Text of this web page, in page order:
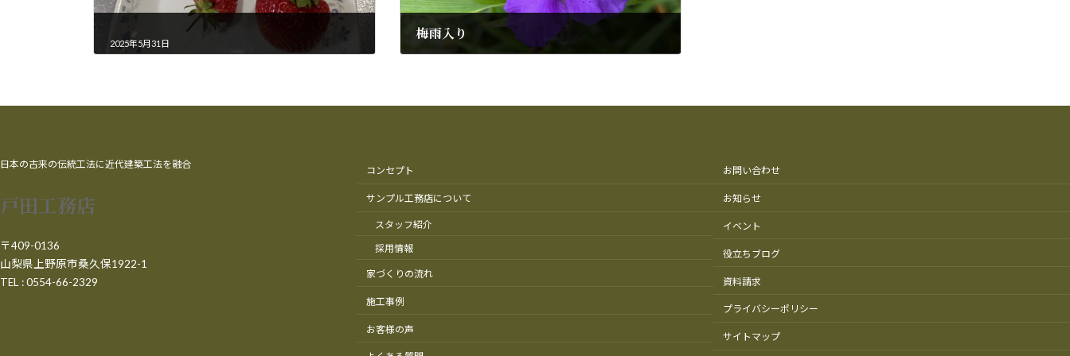
2025年5月31日
梅雨入り
日本の古来の伝統工法に近代建築工法を融合
戸田工務店
〒409-0136
山梨県上野原市桑久保1922-1
TEL : 0554-66-2329
コンセプト
サンプル工務店について
スタッフ紹介
採用情報
家づくりの流れ
施工事例
お客様の声
お問い合わせ
お知らせ
イベント
役立ちブログ
資料請求
プライバシーポリシー
サイトマップ